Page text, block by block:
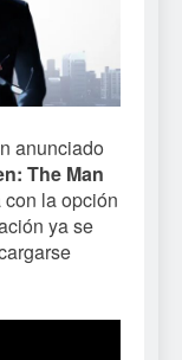
anunciado
The Man
la opción
ya se